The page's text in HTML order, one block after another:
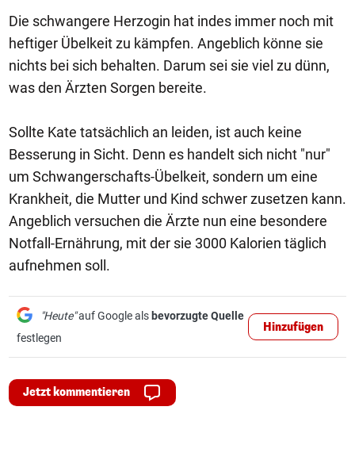
Die schwangere Herzogin hat indes immer noch mit
heftiger Übelkeit zu kämpfen. Angeblich könne sie
nichts bei sich behalten. Darum sei sie viel zu dünn,
was den Ärzten Sorgen bereite.
Sollte Kate tatsächlich an leiden, ist auch keine
Besserung in Sicht. Denn es handelt sich nicht "nur"
um Schwangerschafts-Übelkeit, sondern um eine
Krankheit, die Mutter und Kind schwer zusetzen kann.
Angeblich versuchen die Ärzte nun eine besondere
Notfall-Ernährung, mit der sie 3000 Kalorien täglich
aufnehmen soll.
"Heute"auf Google als bevorzugte Quelle
festlegen
Hinzufügen
Jetzt kommentieren